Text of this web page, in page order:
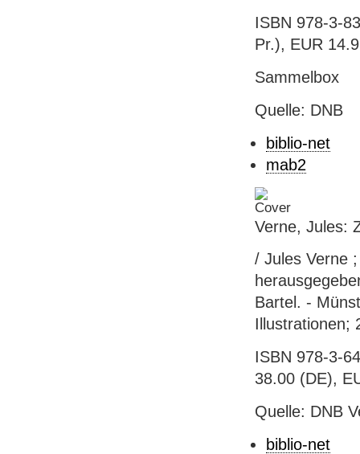
ISBN 978-3-
Pr.), EUR
Sammelbox
Quelle: DNB
biblio-net
mab2
Verne, Jules:
/ Jules Verne
Bartel. -
Illustrationen;
ISBN 978-3-
38.00 (DE),
Quelle: DNB
biblio-net